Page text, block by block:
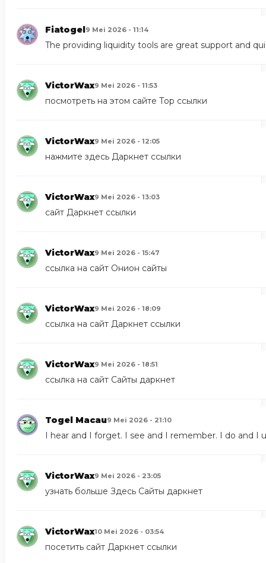
Fiatogel9 Mei 2026 - 11:14
The providing liquidity tools are great support and
VictorWax9 Mei 2026 - 11:53
посмотреть на этом сайте Тор ссылки
VictorWax9 Mei 2026 - 12:05
нажмите здесь Даркнет ссылки
VictorWax9 Mei 2026 - 13:03
сайт Даркнет ссылки
VictorWax9 Mei 2026 - 15:47
ссылка на сайт Онион сайты
VictorWax9 Mei 2026 - 18:09
ссылка на сайт Даркнет ссылки
VictorWax9 Mei 2026 - 18:51
ссылка на сайт Сайты даркнет
Togel Macau9 Mei 2026 - 21:10
I hear and I forget. I see and I remember. I do and I
VictorWax9 Mei 2026 - 23:05
узнать больше Здесь Сайты даркнет
VictorWax10 Mei 2026 - 03:54
посетить сайт Даркнет ссылки